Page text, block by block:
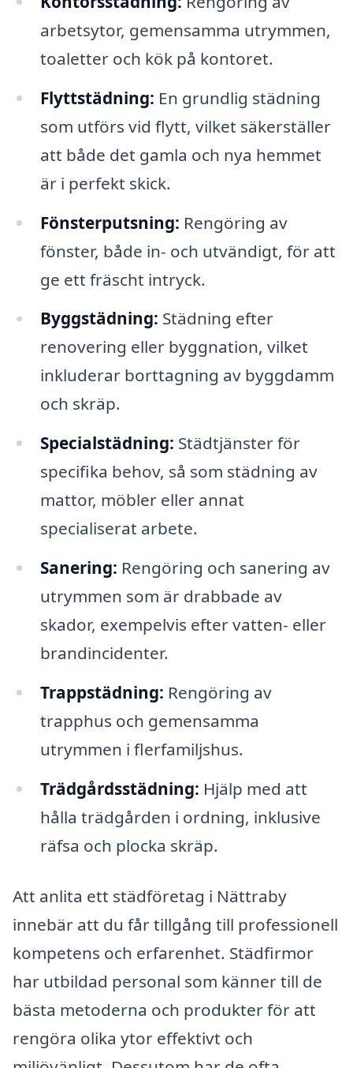
arbetsytor, gemensamma utrymmen,
toaletter och kök på kontoret.
Flyttstädning: En grundlig städning
som utförs vid flytt, vilket säkerställer
att både det gamla och nya hemmet
är i perfekt skick.
Fönsterputsning: Rengöring av
fönster, både in- och utvändigt, för att
ge ett fräscht intryck.
Byggstädning: Städning efter
renovering eller byggnation, vilket
inkluderar borttagning av byggdamm
och skräp.
Specialstädning: Städtjänster för
specifika behov, så som städning av
mattor, möbler eller annat
specialiserat arbete.
Sanering: Rengöring och sanering av
utrymmen som är drabbade av
skador, exempelvis efter vatten- eller
brandincidenter.
Trappstädning: Rengöring av
trapphus och gemensamma
utrymmen i flerfamiljshus.
Trädgårdsstädning: Hjälp med att
hålla trädgården i ordning, inklusive
räfsa och plocka skräp.
Att anlita ett städföretag i Nättraby
innebär att du får tillgång till professionell
kompetens och erfarenhet. Städfirmor
har utbildad personal som känner till de
bästa metoderna och produkter för att
rengöra olika ytor effektivt och